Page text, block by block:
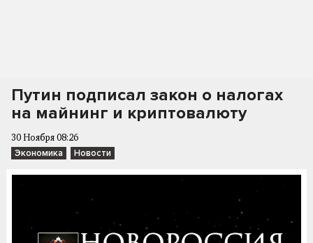
Путин подписал закон о налогах
на майнинг и криптовалюту
30 Ноября 08:26
Экономика Новости